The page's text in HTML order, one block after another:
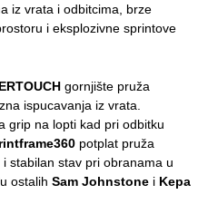
iz vrata i odbitcima, brze
i eksplozivne sprintove
gornjište pruža
ispucavanja iz vrata.
grip na lopti kad pri odbitku
potplat pruža
stabilan stav pri obranama u
ostalih Sam Johnstone i Kepa